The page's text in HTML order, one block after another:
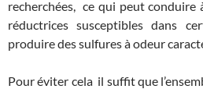
recherchées, ce qui peut conduire
réductrices susceptibles dans
produire des sulfures à odeur
Pour éviter cela il suffit que